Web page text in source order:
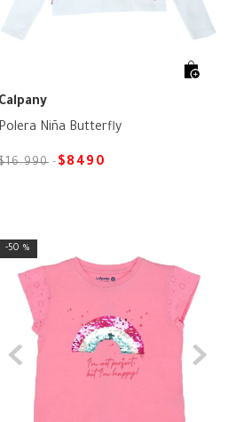
Calpany
Polera Niña Butterfly
16.990 $8490
50 %